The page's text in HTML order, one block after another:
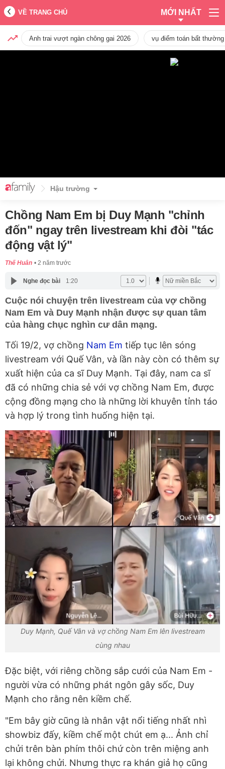
VỀ TRANG CHỦ MỚI NHẤT
Anh trai vượt ngàn chông gai 2026 vụ điểm toán bất
Hậu trường
Chồng Nam Em bị Duy Mạnh "chỉnh
đốn" ngay trên livestream khi đòi "tác
động vật lý"
Thế Huân 2 năm trước
Nghe đọc bài 1:20
Cuộc nói chuyện trên livestream của vợ chồng
Nam Em và Duy Mạnh nhận được sự quan tâm
của hàng chục nghìn cư dân mạng.
Tối 19/2, vợ chồng Nam Em tiếp tục lên sóng
livestream với Quế Vân, và lần này còn có thêm sự
xuất hiện của ca sĩ Duy Mạnh. Tại đây, nam ca sĩ
đã có những chia sẻ với vợ chồng Nam Em, được
cộng đồng mạng cho là những lời khuyên tỉnh táo
và hợp lý trong tình huống hiện tại.
Duy Mạnh, Quế Vân và vợ chồng Nam Em lên livestream
cùng nhau
Đặc biệt, với riêng chồng sắp cưới của Nam Em -
người vừa có những phát ngôn gây sốc, Duy
Mạnh cho rằng nên kiềm chế.
"Em bây giờ cũng là nhân vật nổi tiếng nhất nhì
showbiz đấy, kiềm chế một chút em ạ... Ảnh chỉ
chửi trên bàn phím thôi chứ còn trên miệng anh
lại không chửi. Nhưng thực ra khán giả họ cũng